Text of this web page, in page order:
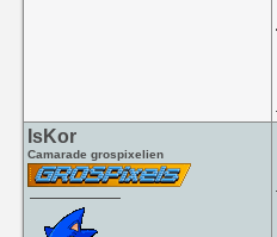
IsKor
Camarade grospixelien